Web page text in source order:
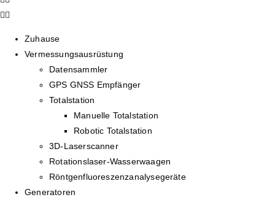
Zuhause
Vermessungsausrüstung
Datensammler
GPS GNSS Empfänger
Totalstation
Manuelle Totalstation
Robotic Totalstation
3D-Laserscanner
Rotationslaser-Wasserwaagen
Röntgenfluoreszenzanalysegeräte
Generatoren